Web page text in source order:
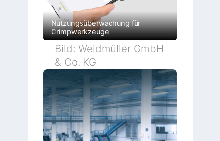
Nutzungsüberwachung für
Crimpwerkzeuge
Bild: Weidmüller GmbH
& Co. KG